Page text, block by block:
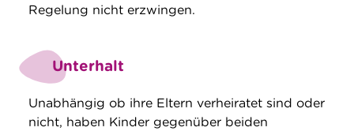
Regelung nicht erzwingen.
Unterhalt
Unabhängig ob ihre Eltern verheiratet sind oder
nicht, haben Kinder gegenüber beiden